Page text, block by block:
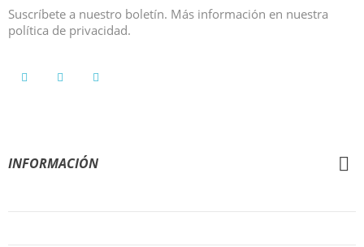
Suscríbete a nuestro boletín. Más información en nuestra
política de privacidad.
INFORMACIÓN